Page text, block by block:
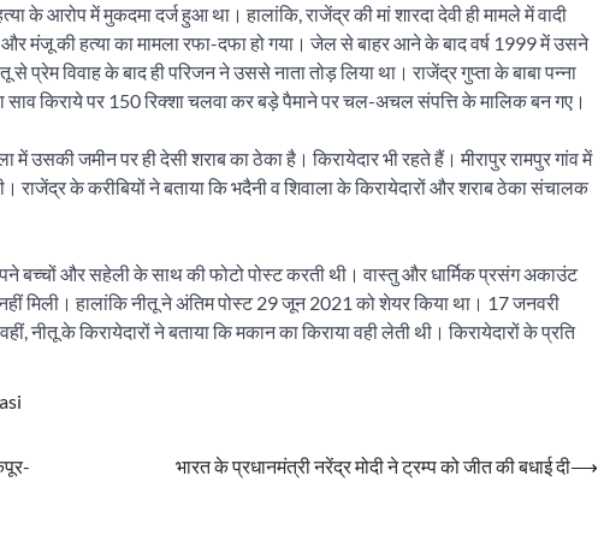
के आरोप में मुकदमा दर्ज हुआ था। हालांकि, राजेंद्र की मां शारदा देवी ही मामले में वादी
मंजू की हत्या का मामला रफा-दफा हो गया। जेल से बाहर आने के बाद वर्ष 1999 में उसने
प्रेम विवाह के बाद ही परिजन ने उससे नाता तोड़ लिया था। राजेंद्र गुप्ता के बाबा पन्ना
साव किराये पर 150 रिक्शा चलवा कर बड़े पैमाने पर चल-अचल संपत्ति के मालिक बन गए।
उसकी जमीन पर ही देसी शराब का ठेका है। किरायेदार भी रहते हैं। मीरापुर रामपुर गांव में
के करीबियों ने बताया कि भदैनी व शिवाला के किरायेदारों और शराब ठेका संचालक
और सहेली के साथ की फोटो पोस्ट करती थी। वास्तु और धार्मिक प्रसंग अकाउंट
मिली। हालांकि नीतू ने अंतिम पोस्ट 29 जून 2021 को शेयर किया था। 17 जनवरी
के किरायेदारों ने बताया कि मकान का किराया वही लेती थी। किरायेदारों के प्रति
भारत के प्रधानमंत्री नरेंद्र मोदी ने ट्रम्प को जीत की बधाई दी⟶